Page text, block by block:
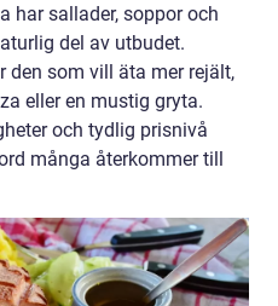
har sallader, soppor och
del av utbudet.
som vill äta mer rejält,
eller en mustig gryta.
och tydlig prisnivå
många återkommer till